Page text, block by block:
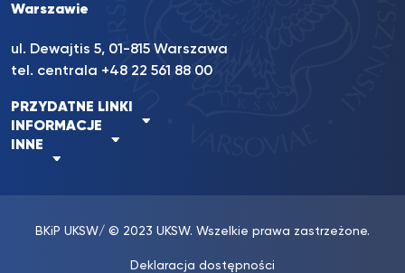
Warszawie
ul. Dewajtis 5, 01-815 Warszawa
tel. centrala +48 22 561 88 00
PRZYDATNE LINKI
INFORMACJE
INNE
BKiP UKSW/ © 2023 UKSW. Wszelkie prawa zastrzeżone.
Deklaracja dostępności